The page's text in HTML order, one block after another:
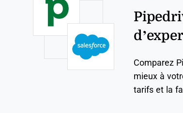
Comparez
mieux à
tarifs et la